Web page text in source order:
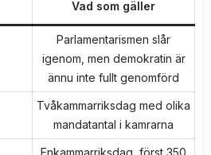
Vad som gäller
Parlamentarismen slår
igenom, men demokratin är
ännu inte fullt genomförd
Tvåkammarriksdag med olika
mandatantal i kamrarna
Enkammarriksdag, först 350